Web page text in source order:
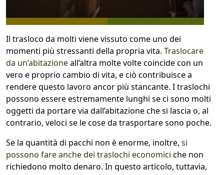
1
COLLO 1
kg cm
cm
calcola
Il trasloco da molti viene vissuto come uno dei
momenti più stressanti della propria vita. Traslocare
da un’abitazioneall’altra molte volte coincide con un
vero e proprio cambio di vita, e ciò contribuisce a
rendere questo lavoro ancor più stancante. I traslochi
possono essere estremamente lunghi se ci sono molti
oggetti da portare via dall’abitazione che si lascia o, al
contrario, veloci se le cose da trasportare sono poche.
Se la quantità di pacchi non è enorme, inoltre, si
possono fare anche dei traslochi economici che non
richiedono molto denaro. In questo articolo, tuttavia,